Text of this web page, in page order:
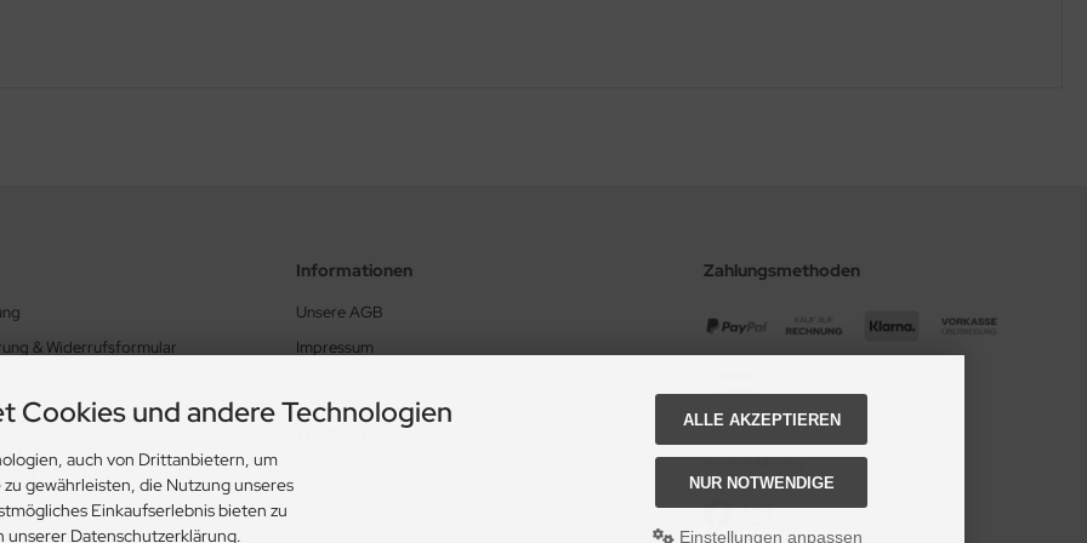
& Widerrufsformular
Echtheit der
Informationen
Unsere AGB
Impressum
Zahlungsmethoden
Social Media
Cookies und andere Technologien
auch von Drittanbietern, um
gewährleisten, die Nutzung unseres
Einkaufserlebnis bieten zu
unserer Datenschutzerklärung.
ALLE AKZEPTIEREN
NUR NOTWENDIGE
Einstellungen anpassen